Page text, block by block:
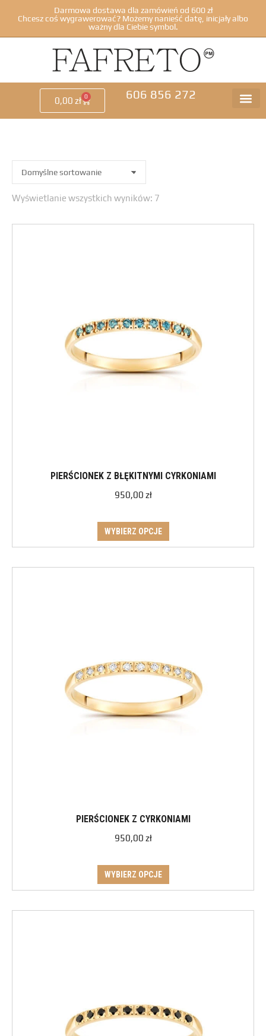
Darmowa dostawa dla zamówień od 600 zł
Chcesz coś wygrawerować? Możemy nanieść datę, inicjały albo
ważny dla Ciebie symbol.
0,00 zł 0 606 856 272
Wyświetlanie wszystkich wyników: 7
PIERŚCIONEK Z BŁĘKITNYMI CYRKONIAMI
950,00 zł
WYBIERZ OPCJE
PIERŚCIONEK Z CYRKONIAMI
950,00 zł
WYBIERZ OPCJE